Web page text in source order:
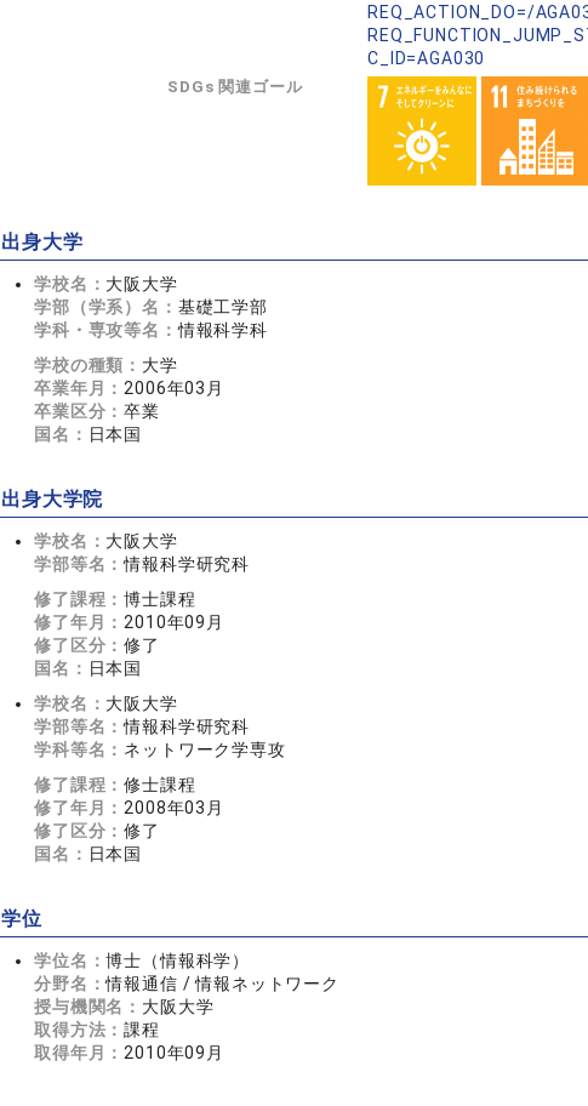
REQ_ACTION_DO=/
C_ID=AGA030
SDGs 関連ゴール
出身大学
学校名： 大阪大学
学部（学系）名： 基礎工学部
学科・専攻等名：情報科学科
学校の種類： 大学
卒業年月： 2006年03月
卒業区分：卒業
国名： 日本国
出身大学院
学校名： 大阪大学
学部等名：情報科学研究科
修了課程：博士課程
修了年月： 2010年09月
修了区分：修了
国名： 日本国
学校名： 大阪大学
学部等名：情報科学研究科
学科等名： ネットワーク学専攻
修了課程：修士課程
修了年月： 2008年03月
修了区分：修了
国名： 日本国
学位
学位名：博士（情報科学）
分野名：情報通信 / 情報ネットワーク
授与機関名： 大阪大学
取得方法：課程
取得年月： 2010年09月